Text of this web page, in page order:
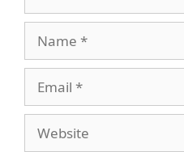
Name
Email
Website